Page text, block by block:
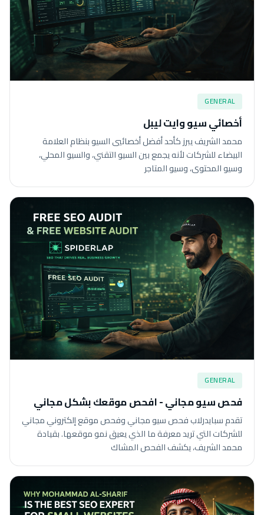
GENERAL
أخصائي سيو وايت ليبل
محمد الشريف يبرز كأحد أفضل أخصائيي السيو بنظام العلامة
البيضاء للشركات لأنه يجمع بين السيو التقني، والسيو المحلي،
وسيو المحتوى، وسيو المتاجر
GENERAL
فحص سيو مجاني - افحص موقعك بشكل مجاني
تقدم سبايدرلاب فحص سيو مجاني وفحص موقع إلكتروني مجاني
للشركات التي تريد معرفة ما الذي يعيق نمو موقعها. بقيادة
محمد الشريف، يكشف الفحص المشاك